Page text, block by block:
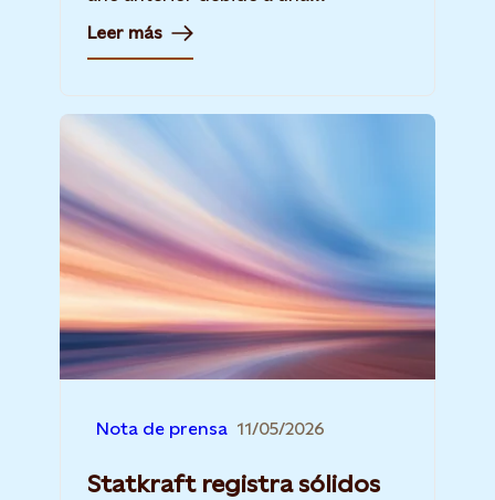
Leer más
Nota de prensa 11/05/2026
Statkraft registra sólidos